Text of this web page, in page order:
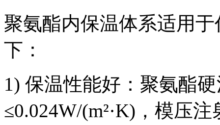
聚氨酯内保温体系适用
下：
1) 保温性能好：聚氨酯
≤0.024W/(m²·K)，模压